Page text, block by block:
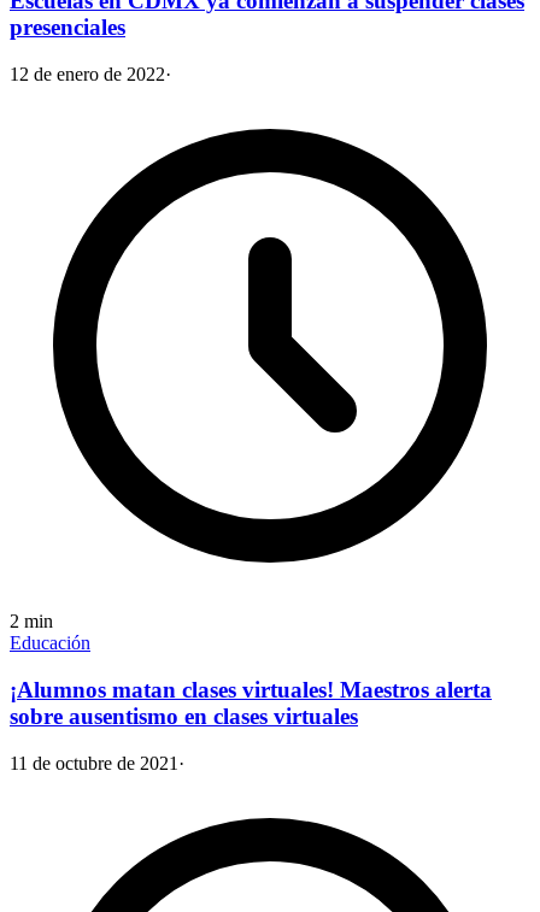
presenciales
12 de enero de 2022·
2 min
Educación
¡Alumnos matan clases virtuales! Maestros alerta
sobre ausentismo en clases virtuales
11 de octubre de 2021 ·